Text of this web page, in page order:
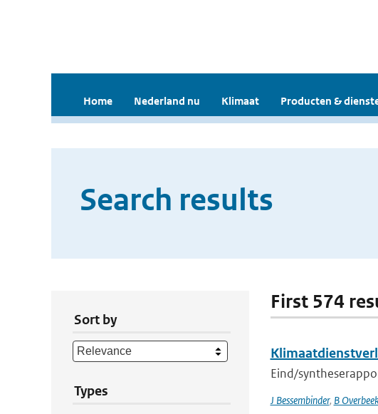
Home Nederland nu Klimaat Producten &
Search results
Sort by
Types
First 574
Eind/
J Bessembinder, B